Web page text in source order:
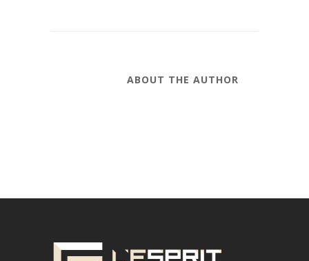
ABOUT THE AUTHOR